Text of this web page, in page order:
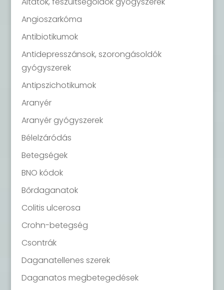
Angioszarkóma
Antibiotikumok
Antidepresszánsok, szorongásoldók
gyógyszerek
Antipszichotikumok
Aranyér
Aranyér gyógyszerek
Bélelzáródás
Betegségek
BNO kódok
Bőrdaganatok
Colitis ulcerosa
Crohn-betegség
Csontrák
Daganatellenes szerek
Daganatos megbetegedések